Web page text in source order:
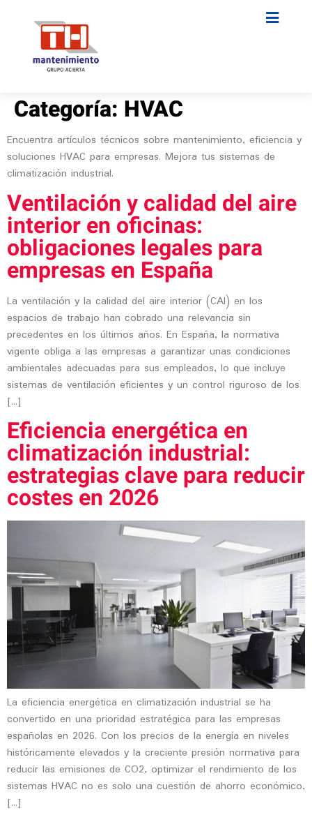
Categoría: HVAC
Encuentra artículos técnicos sobre mantenimiento, eficiencia y
soluciones HVAC para empresas. Mejora tus sistemas de
climatización industrial.
Ventilación y calidad del aire
interior en oficinas:
obligaciones legales para
empresas en España
La ventilación y la calidad del aire interior (CAI) en los
espacios de trabajo han cobrado una relevancia sin
precedentes en los últimos años. En España, la normativa
vigente obliga a las empresas a garantizar unas condiciones
ambientales adecuadas para sus empleados, lo que incluye
sistemas de ventilación eficientes y un control riguroso de los
[…]
Eficiencia energética en
climatización industrial:
estrategias clave para reducir
costes en 2026
La eficiencia energética en climatización industrial se ha
convertido en una prioridad estratégica para las empresas
españolas en 2026. Con los precios de la energía en niveles
históricamente elevados y la creciente presión normativa para
reducir las emisiones de CO2, optimizar el rendimiento de los
sistemas HVAC no es solo una cuestión de ahorro económico,
[…]